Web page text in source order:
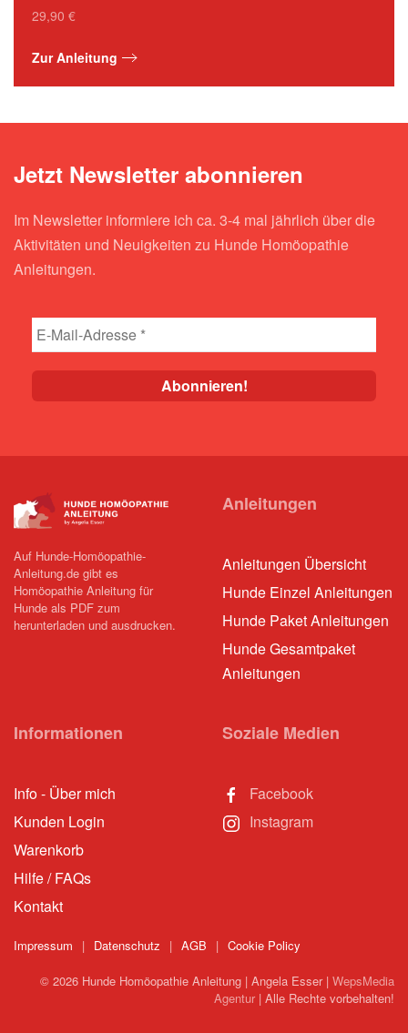
29,90 €
Zur Anleitung
Jetzt Newsletter abonnieren
Im Newsletter informiere ich ca. 3-4 mal jährlich über die
Aktivitäten und Neuigkeiten zu Hunde Homöopathie
Anleitungen.
Auf Hunde-Homöopathie-
Anleitung.de gibt es
Homöopathie Anleitung für
Hunde als PDF zum
herunterladen und ausdrucken.
Anleitungen
Anleitungen Übersicht
Hunde Einzel Anleitungen
Hunde Paket Anleitungen
Hunde Gesamtpaket
Anleitungen
Informationen
Info - Über mich
Kunden Login
Warenkorb
Hilfe / FAQs
Kontakt
Soziale Medien
Facebook
Instagram
Impressum | Datenschutz | AGB | Cookie Policy
© 2026 Hunde Homöopathie Anleitung | Angela Esser | WepsMedia
Agentur | Alle Rechte vorbehalten!